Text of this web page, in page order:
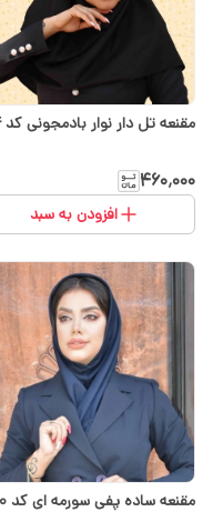
مقنعه تل دار نوار بادمجونی کد ۱۴
۴۶۰٬۰۰۰
افزودن به سبد
مقنعه ساده پفی سورمه ای کد ۱۰